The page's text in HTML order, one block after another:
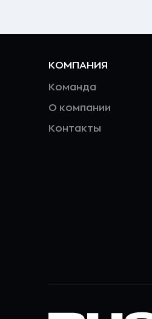
КОМПАНИЯ
Команда
О компании
Контакты